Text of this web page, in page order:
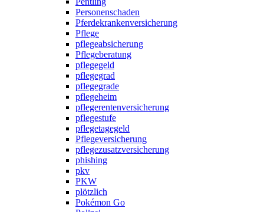
Personenschaden
Pferdekrankenversicherung
Pflege
pflegeabsicherung
Pflegeberatung
pflegegeld
pflegegrad
pflegegrade
pflegeheim
pflegerentenversicherung
pflegestufe
pflegetagegeld
Pflegeversicherung
pflegezusatzversicherung
phishing
pkv
PKW
plötzlich
Pokémon Go